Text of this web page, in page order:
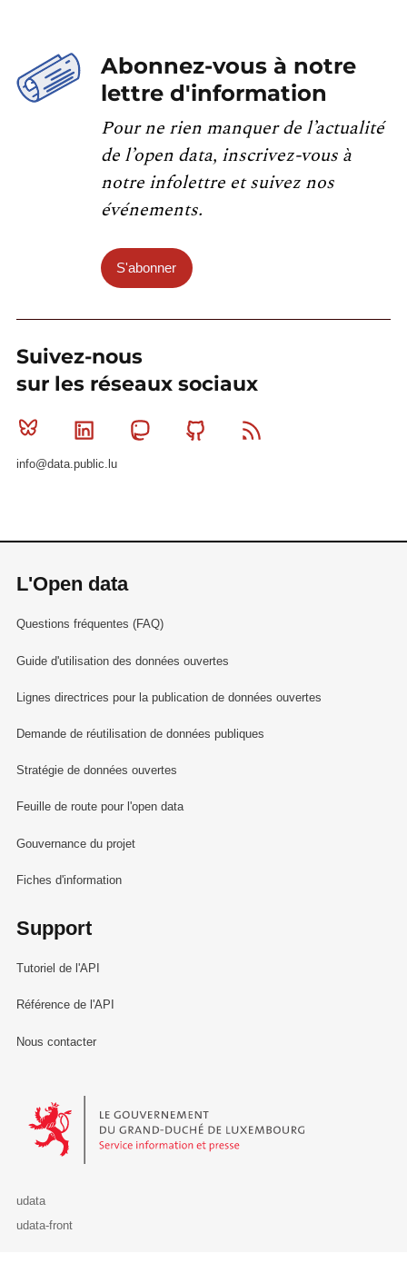
Abonnez-vous à notre
lettre d'information
Pour ne rien manquer de l’actualité
de l’open data, inscrivez-vous à
notre infolettre et suivez nos
événements.
S'abonner
Suivez-nous
sur les réseaux sociaux
Bluesky Linkedin MastodonGithub
info@data.public.lu
L'Open data
Questions fréquentes (FAQ)
Guide d'utilisation des données ouvertes
Lignes directrices pour la publication de données ouvertes
Demande de réutilisation de données publiques
Stratégie de données ouvertes
Feuille de route pour l'open data
Gouvernance du projet
Fiches d'information
Support
Tutoriel de l'API
Référence de l'API
Nous contacter
Le Gouvernement du Grand-Duché de Luxembourg - Service
udata
udata-front